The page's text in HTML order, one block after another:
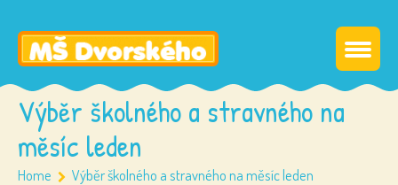
Výběr školného a stravného na
měsíc leden
Home Výběr školného a stravného na měsíc leden